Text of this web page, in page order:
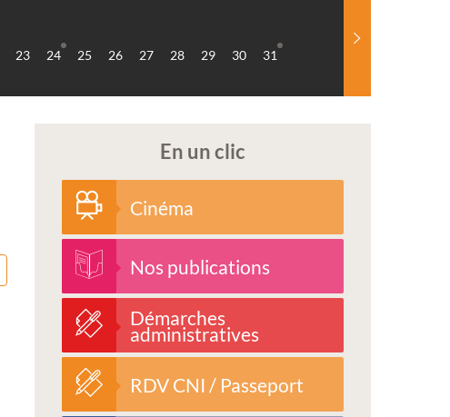
23 24 25 26 27 28 29 30 31
En un clic
Cinéma
Nos publications
Démarches
administratives
RDV CNI / Passeport